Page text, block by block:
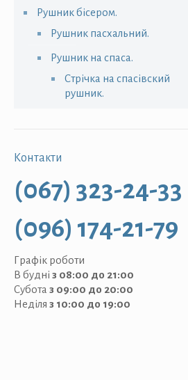
Рушник бісером.
Рушник пасхальний.
Рушник на спаса.
Стрічка на спасівский
рушник.
Контакти
(067) 323-24-33
(096) 174-21-79
Графік роботи
В будні з 08:00 до 21:00
Субота з 09:00 до 20:00
Неділя з 10:00 до 19:00